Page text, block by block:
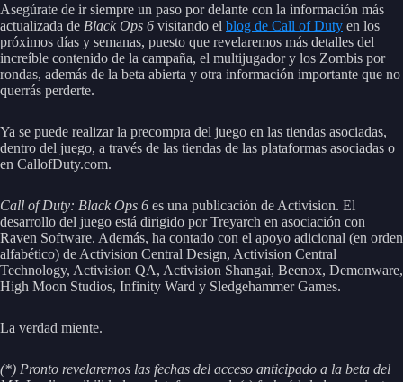
Asegúrate de ir siempre un paso por delante con la información más
actualizada de Black Ops 6 visitando el blog de Call of Duty en los
próximos días y semanas, puesto que revelaremos más detalles del
increíble contenido de la campaña, el multijugador y los Zombis por
rondas, además de la beta abierta y otra información importante que no
querrás perderte.
Ya se puede realizar la precompra del juego en las tiendas asociadas,
dentro del juego, a través de las tiendas de las plataformas asociadas o
en CallofDuty.com.
Call of Duty: Black Ops 6 es una publicación de Activision. El
desarrollo del juego está dirigido por Treyarch en asociación con
Raven Software. Además, ha contado con el apoyo adicional (en orden
alfabético) de Activision Central Design, Activision Central
Technology, Activision QA, Activision Shangai, Beenox, Demonware,
High Moon Studios, Infinity Ward y Sledgehammer Games.
La verdad miente.
(*) Pronto revelaremos las fechas del acceso anticipado a la beta del